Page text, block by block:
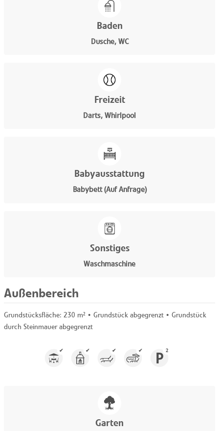
Baden
Dusche, WC
Freizeit
Darts, Whirlpool
Babyausstattung
Babybett (Auf Anfrage)
Sonstiges
Waschmaschine
Außenbereich
Grundstücksfläche: 230 m² • Grundstück abgegrenzt • Grundstück
durch Steinmauer abgegrenzt
✔ ✔ ✔ ✔ 2
Garten